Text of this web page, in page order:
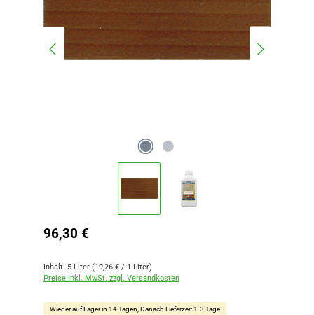
Regulärer Preis:
96,30 €
Inhalt: 5 Liter (19,26 € / 1 Liter)
Preise inkl. MwSt. zzgl. Versandkosten
Wieder auf Lager in 14 Tagen, Danach Lieferzeit 1-3 Tage